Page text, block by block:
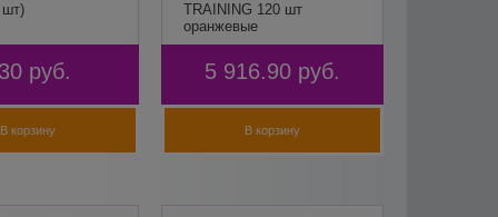
шт)
руб.
В корзину
TRAINING 120 шт
оранжевые
5 916.90 руб.
В корзину